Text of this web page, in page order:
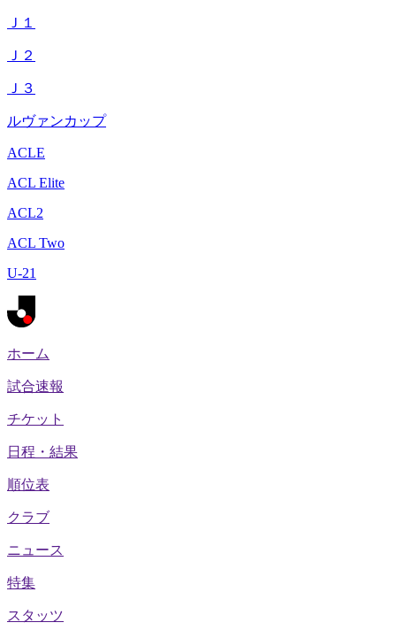
Ｊ１
Ｊ２
Ｊ３
ルヴァンカップ
ACLE
ACL Elite
ACL2
ACL Two
U-21
ホーム
試合速報
チケット
日程・結果
順位表
クラブ
ニュース
特集
スタッツ